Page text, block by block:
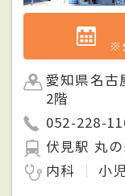
※
愛知県名
2階
052-228-
伏見駅 丸
内科
小